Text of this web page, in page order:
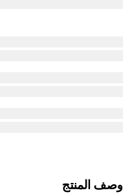
وصف المنتج